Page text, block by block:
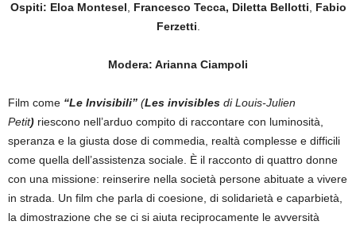
Ospiti: Eloa Montesel Francesco Tecca, Diletta Bellotti
Fabio
Ferzetti
Modera: Arianna Ciampoli
Film come “Le Invisibili” (Les invisibles di Louis-Julien
Petit) riescono nell’arduo compito di raccontare con luminosità,
speranza e la giusta dose di commedia, realtà complesse e difficili
come quella dell’assistenza sociale. È il racconto di quattro donne
con una missione: reinserire nella società persone abituate a vivere
in strada. Un film che parla di coesione, di solidarietà e caparbietà,
la dimostrazione che se ci si aiuta reciprocamente le avversità